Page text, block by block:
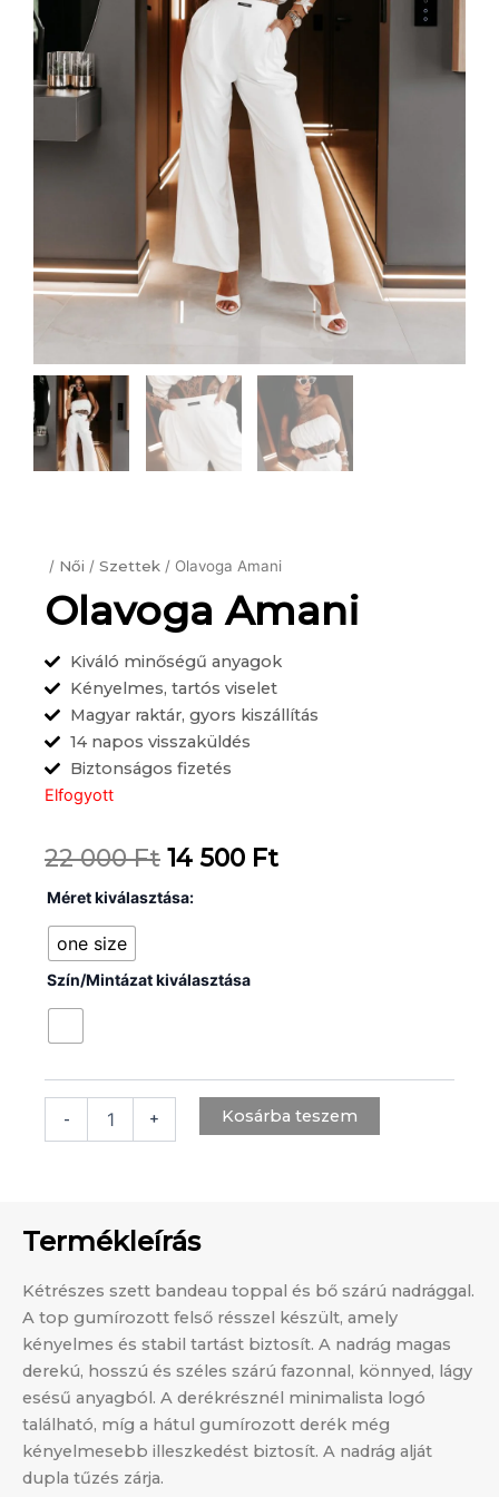
/ Női / Szettek / Olavoga Amani
Olavoga Amani
Kiváló minőségű anyagok
Kényelmes, tartós viselet
Magyar raktár, gyors kiszállítás
14 napos visszaküldés
Biztonságos fizetés
Elfogyott
22 000Ft Original
price
22
14 500 FtCurrent
Méret kiválasztása:
one size
Szín/Mintázat kiválasztása
-
Olavoga
mennyiség
+ Kosárba teszem
Termékleírás
Kétrészes szett bandeau toppal és bő szárú nadrággal.
A top gumírozott felső résszel készült, amely
kényelmes és stabil tartást biztosít. A nadrág magas
derekú, hosszú és széles szárú fazonnal, könnyed, lágy
esésű anyagból. A derékrésznél minimalista logó
található, míg a hátul gumírozott derék még
kényelmesebb illeszkedést biztosít. A nadrág alját
dupla tűzés zárja.